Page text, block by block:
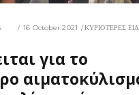
16 October 2021 ΚΥΡΙΟΤΕΡΕΣ
για το